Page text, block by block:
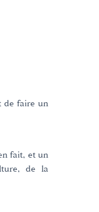
de faire un
fait, et un
de la